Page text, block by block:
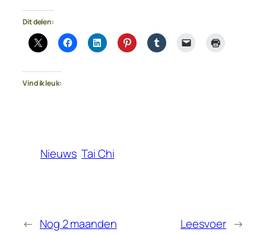
Dit delen:
Vind ik leuk:
Nieuws Tai Chi
← Nog 2 maanden Leesvoer →